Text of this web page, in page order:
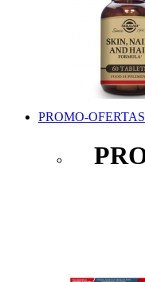
PROMO-